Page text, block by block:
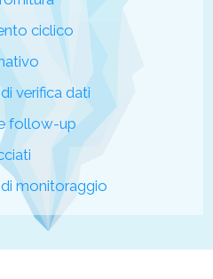
ciclico
verifica dati
follow-up
monitoraggio